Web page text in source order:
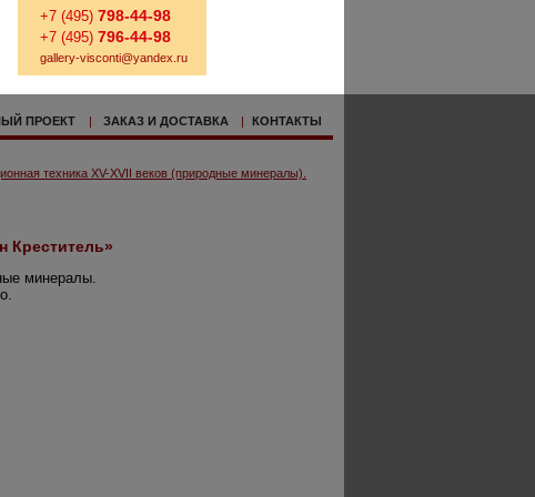
+7 (495) 798-44-98
+7 (495) 796-44-98
gallery-visconti@yandex.ru
ПРОЕКТ | ЗАКАЗ И ДОСТАВКА | КОНТАКТЫ
техника XV-XVII веков (природные минералы).
Креститель»
минералы.